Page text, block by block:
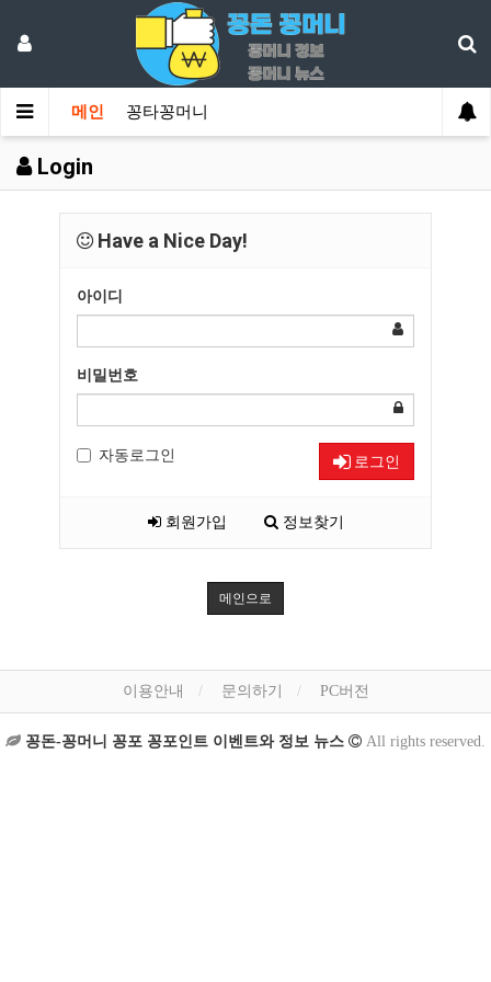
메인 꽁타꽁머니
Login
Have a Nice Day!
아이디
비밀번호
자동로그인 로그인
회원가입 정보찾기
메인으로
이용안내 문의하기 PC버전
꽁돈-꽁머니 꽁포 꽁포인트 이벤트와 정보 뉴스 All rights reserved.